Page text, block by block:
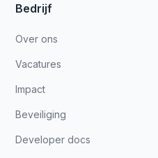
Bedrijf
Over ons
Vacatures
Impact
Beveiliging
Developer docs